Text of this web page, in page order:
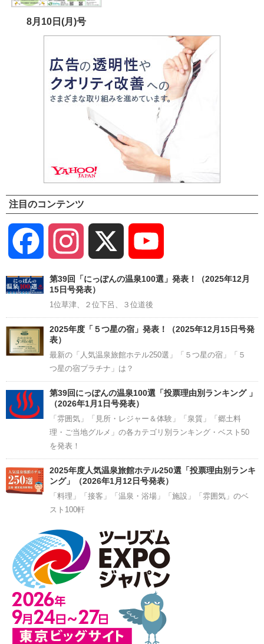
8月10日(月)号
注目のコンテンツ
Facebook Instagram
Channel
第39回「にっぽんの温泉100選」発表！（2025年12月
15日号発表）
1位草津、２位下呂、３位道後
2025年度「５つ星の宿」発表！（2025年12月15日号発
表）
最新の「人気温泉旅館ホテル250選」「５つ星の宿」「５
つ星の宿プラチナ」は？
第39回にっぽんの温泉100選「投票理由別ランキング 」
（2026年1月1日号発表）
「雰囲気」「見所・レジャー＆体験」「泉質」「郷土料
理・ご当地グルメ」の各カテゴリ別ランキング・ベスト50
を発表！
2025年度人気温泉旅館ホテル250選「投票理由別ランキ
ング」（2026年1月12日号発表）
「料理」「接客」「温泉・浴場」「施設」「雰囲気」のベ
スト100軒